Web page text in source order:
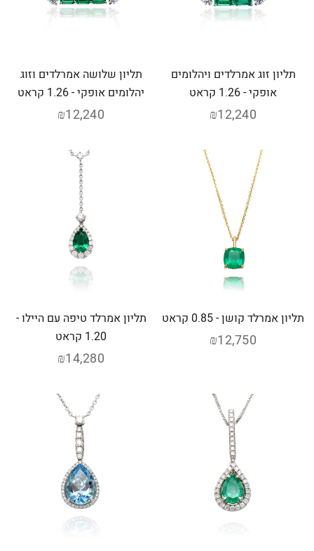
תליון זוג אמרלדים ויהלומים
אופקי - 1.26 קראט
₪12,240
תליון שלושה אמרלדים וזוג
יהלומים אופקי - 1.26 קראט
₪12,240
תליון אמרלד קושן - 0.85 קראט
₪12,750
תליון אמרלד טיפה עם היילו -
1.20 קראט
₪14,280